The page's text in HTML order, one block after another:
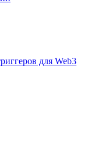
для Web3